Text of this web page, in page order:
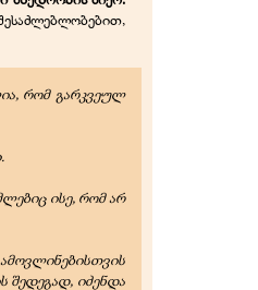
რომ გარკვეულ
ისე, რომ არ
შედეგად, იძენდა